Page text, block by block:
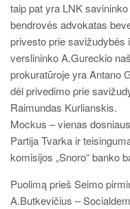
taip pat yra LNK
bendrovės advokatas
privesto prie savižudybės
verslininko A.Gureckio
prokuratūroje yra Antano
dėl privedimo prie
Raimundas Kurlianskis.
Mockus – vienas
Partija Tvarka ir
komisijos „Snoro“ banko
Puolimą prieš Seimo
A.Butkevičius –